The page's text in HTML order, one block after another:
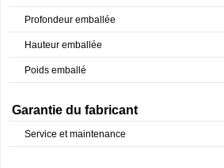
Profondeur emballée
Hauteur emballée
Poids emballé
Garantie du fabricant
Service et maintenance